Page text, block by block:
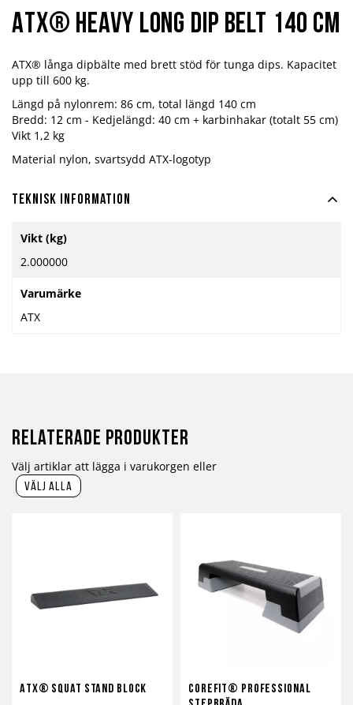
ATX® Heavy Long Dip Belt 140 cm
ATX® långa dipbälte med brett stöd för tunga dips. Kapacitet
upp till 600 kg.
Längd på nylonrem: 86 cm, total längd 140 cm
Bredd: 12 cm - Kedjelängd: 40 cm + karbinhakar (totalt 55 cm)
Vikt 1,2 kg
Material nylon, svartsydd ATX-logotyp
Teknisk information
information
Vikt (kg)
2.000000
Varumärke
ATX
Relaterade produkter
Välj artiklar att lägga i varukorgen eller
välj alla
ATX® Squat Stand Block
Corefit® Professional